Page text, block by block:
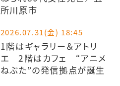
所川原市
2026.07.31(金) 18:45
1階はギャラリー＆アトリ
エ 2階はカフェ “アニメ
ねぶた”の発信拠点が誕生